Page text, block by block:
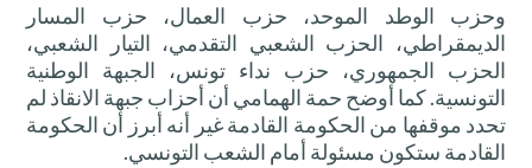
وحزب الوطد الموحد، حزب العمال، حزب المسار
الديمقراطي، الحزب الشعبي التقدمي، التيار الشعبي،
الحزب الجمهوري، حزب نداء تونس، الجبهة الوطنية
التونسية. كما أوضح حمة الهمامي أن أحزاب جبهة الانقاذ لم
تحدد موقفها من الحكومة القادمة غير أنه أبرز أن الحكومة
القادمة ستكون مسئولة أمام الشعب التونسي.